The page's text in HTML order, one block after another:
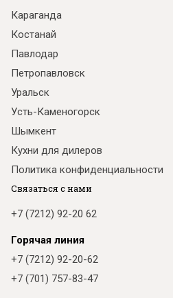
Караганда
Костанай
Павлодар
Петропавловск
Уральск
Усть-Каменогорск
Шымкент
Кухни для дилеров
Политика конфиденциальности
Связаться с нами
+7 (7212) 92-20 62
Горячая линия
+7 (7212) 92-20-62
+7 (701) 757-83-47